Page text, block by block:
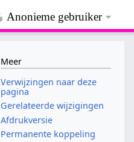
Anonieme gebruiker
Meer
Verwijzingen naar deze
pagina
Gerelateerde wijzigingen
Afdrukversie
Permanente koppeling